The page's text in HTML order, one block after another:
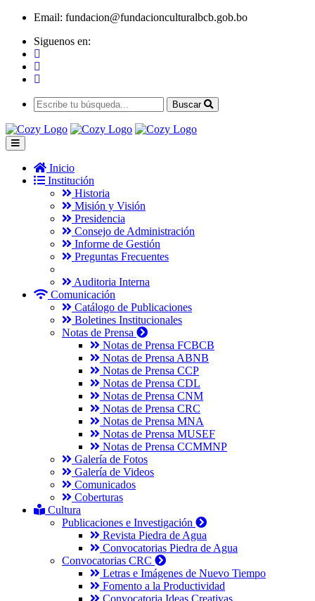
Email: fundacion@fundacionculturalbcb.gob.bo
Siguenos en:
Buscar
Inicio
Institución
Historia
Misión y Visión
Presidencia
Consejo de Administración
Informe de Gestión
Preguntas Frecuentes
Auditoria Interna
Comunicación
Catálogo de Publicaciones
Boletines Institucionales
Notas de Prensa
Notas de Prensa FCBCB
Notas de Prensa ABNB
Notas de Prensa CCP
Notas de Prensa CDL
Notas de Prensa CNM
Notas de Prensa CRC
Notas de Prensa MNA
Notas de Prensa MUSEF
Notas de Prensa CCMMNP
Galería de Fotos
Galería de Videos
Comunicados
Coberturas
Cultura
Publicaciones e Investigación
Revista Piedra de Agua
Convocatorias Piedra de Agua
Convocatorias CRC
Letras e Imágenes de Nuevo Tiempo
Fomento a la Productividad
Convocatoria Ideas Creativas